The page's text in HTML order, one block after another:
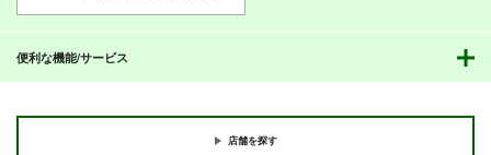
便利な機能/サービス
店舗を探す